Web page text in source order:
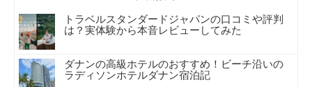
トラベルスタンダードジャパンの口コミや評判
は？実体験から本音レビューしてみた
ダナンの高級ホテルのおすすめ！ビーチ沿いの
ラディソンホテルダナン宿泊記